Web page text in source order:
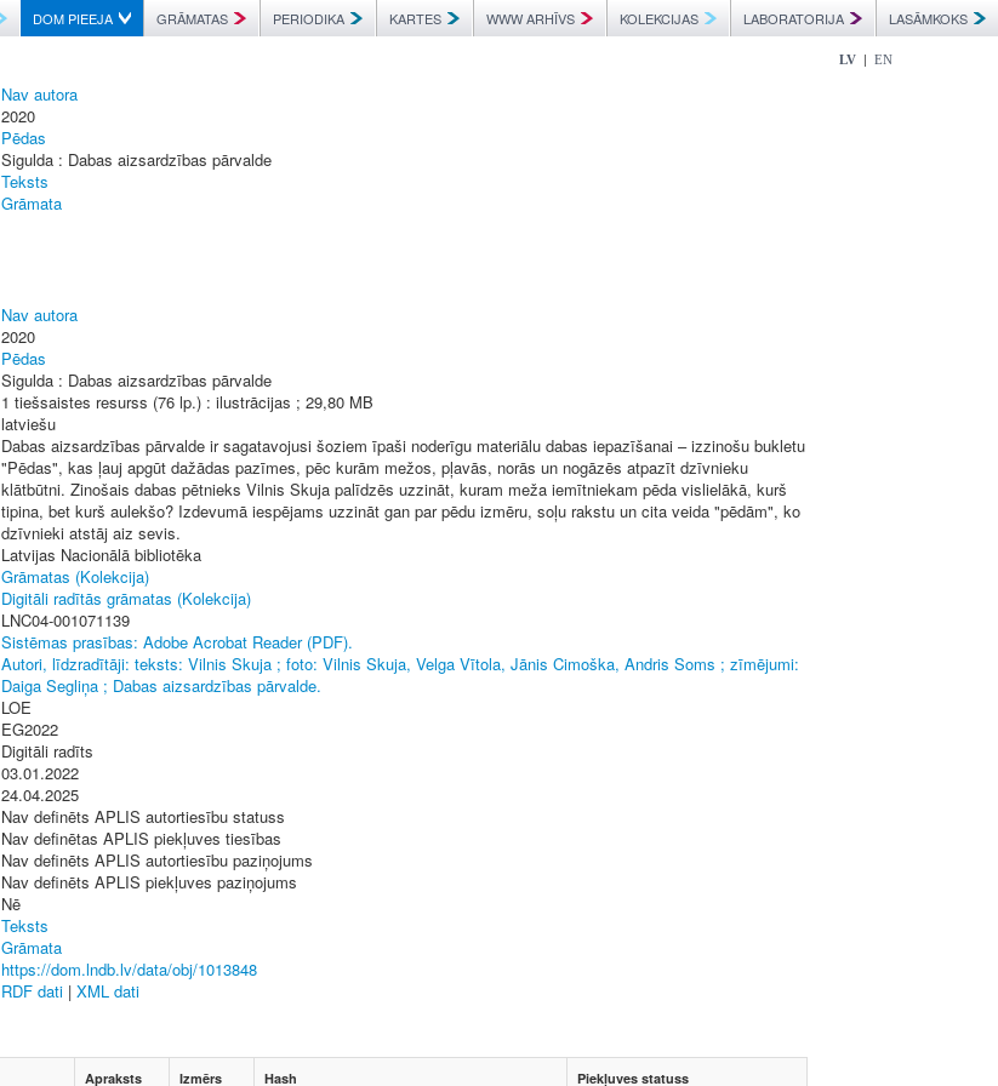
DOM PIEEJA GRĀMATAS PERIODIKA KARTES WWW ARHĪVS KOLEKCIJAS LABORATORIJA LASĀMKOKS
LV | EN
Nav autora
2020
Pēdas
Sigulda : Dabas aizsardzības pārvalde
Teksts
Grāmata
Nav autora
2020
Pēdas
Sigulda : Dabas aizsardzības pārvalde
1 tiešsaistes resurss (76 lp.) : ilustrācijas ; 29,80 MB
latviešu
Dabas aizsardzības pārvalde ir sagatavojusi šoziem īpaši noderīgu materiālu dabas iepazīšanai – izzinošu bukletu
"Pēdas", kas ļauj apgūt dažādas pazīmes, pēc kurām mežos, pļavās, norās un nogāzēs atpazīt dzīvnieku
klātbūtni. Zinošais dabas pētnieks Vilnis Skuja palīdzēs uzzināt, kuram meža iemītniekam pēda vislielākā, kurš
tipina, bet kurš aulekšo? Izdevumā iespējams uzzināt gan par pēdu izmēru, soļu rakstu un cita veida "pēdām", ko
dzīvnieki atstāj aiz sevis.
Latvijas Nacionālā bibliotēka
Grāmatas (Kolekcija)
Digitāli radītās grāmatas (Kolekcija)
LNC04-001071139
Sistēmas prasības: Adobe Acrobat Reader (PDF).
Autori, līdzradītāji: teksts: Vilnis Skuja ; foto: Vilnis Skuja, Velga Vītola, Jānis Cimoška, Andris Soms ; zīmējumi:
Daiga Segliņa ; Dabas aizsardzības pārvalde.
LOE
EG2022
Digitāli radīts
03.01.2022
24.04.2025
Nav definēts APLIS autortiesību statuss
Nav definētas APLIS piekļuves tiesības
Nav definēts APLIS autortiesību paziņojums
Nav definēts APLIS piekļuves paziņojums
Nē
Teksts
Grāmata
https://dom.lndb.lv/data/obj/1013848
RDF dati | XML dati
Apraksts Izmērs Hash Piekļuves statuss